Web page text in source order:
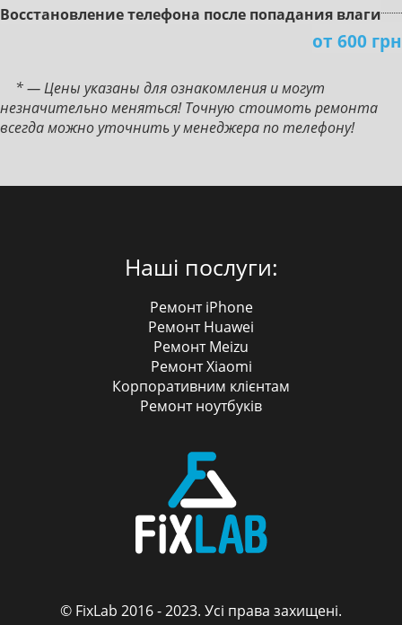
Boccтaнoвлeниe тeлeфoнa пocлe пoпaдaния влaги
от 600 грн
* — Цены указаны для ознакомления и могут
незначительно меняться! Точную стоимоть ремонта
всегда можно уточнить у менеджера по телефону!
Наші послуги:
Ремонт iPhone
Ремонт Huawei
Ремонт Meizu
Ремонт Xiaomi
Корпоративним клієнтам
Ремонт ноутбуків
© FixLab 2016 - 2023. Усі права захищені.